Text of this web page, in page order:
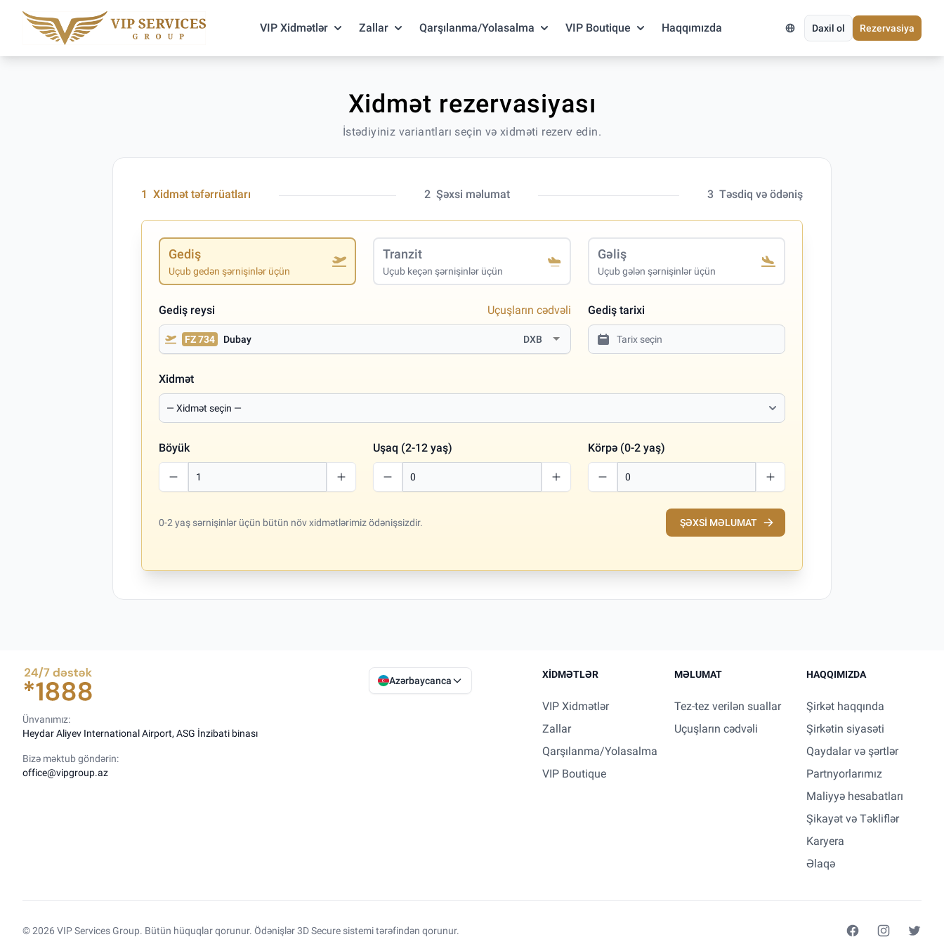
Daxil ol Rezervasiya
VIP Xidmətlər Zallar Qarşılanma/Yolasalma VIP Boutique Haqqımızda
Xidmət rezervasiyası
İstədiyiniz variantları seçin və xidməti rezerv edin.
1 Xidmət təfərrüatları 2 Şəxsi məlumat 3 Təsdiq və ödəniş
Gediş
Uçub gedən şərnişinlər üçün
Tranzit
Uçub keçən şərnişinlər üçün
Gəliş
Uçub gələn şərnişinlər üçün
Gediş reysi Uçuşların cədvəli
FZ 734 Dubay DXB
Gediş tarixi
Xidmət
Böyük Uşaq (2-12 yaş) Körpə (0-2 yaş)
0-2 yaş sərnişinlər üçün bütün növ xidmətlərimiz ödənişsizdir. ŞƏXSI MƏLUMAT
Azərbaycanca
Ünvanımız:
Heydar Aliyev International Airport, ASG İnzibati binası
Bizə məktub göndərin:
office@vipgroup.az
XIDMƏTLƏR
VIP Xidmətlər
Zallar
Qarşılanma/Yolasalma
VIP Boutique
MƏLUMAT
Tez-tez verilən suallar
Uçuşların cədvəli
HAQQIMIZDA
Şirkət haqqında
Şirkətin siyasəti
Qaydalar və şərtlər
Partnyorlarımız
Maliyyə hesabatları
Şikayət və Təkliflər
Karyera
Əlaqə
© 2026 VIP Services Group. Bütün hüquqlar qorunur. Ödənişlər 3D Secure sistemi tərəfindən qorunur.